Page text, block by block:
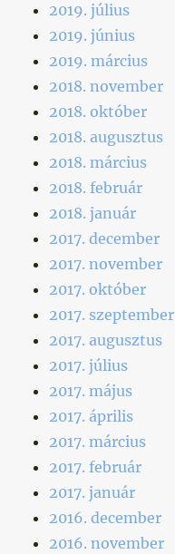
2019. július
2019. június
2019. március
2018. november
2018. október
2018. augusztus
2018. március
2018. február
2018. január
2017. december
2017. november
2017. október
2017. szeptember
2017. augusztus
2017. július
2017. május
2017. április
2017. március
2017. február
2017. január
2016. december
2016. november